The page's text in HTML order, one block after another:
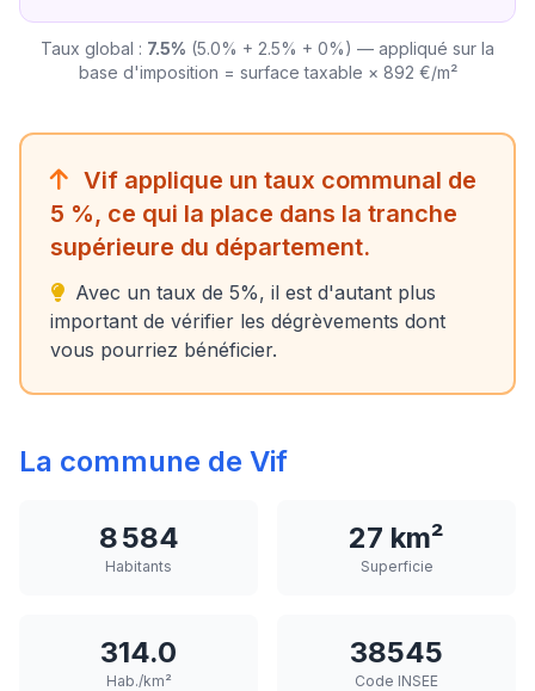
Taux global : 7.5% (5.0% + 2.5% + 0%) — appliqué sur la
base d'imposition = surface taxable × 892 €/m²
Vif applique un taux communal de
5 %, ce qui la place dans la tranche
supérieure du département.
Avec un taux de 5%, il est d'autant plus
important de vérifier les dégrèvements dont
vous pourriez bénéficier.
La commune de Vif
8 584
Habitants
27 km²
Superficie
314.0
Hab./km²
38545
Code INSEE